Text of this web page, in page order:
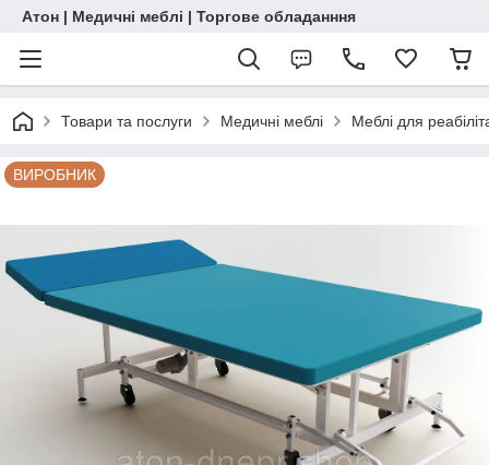
Атон | Медичні меблі | Торгове обладанння
Товари та послуги Медичні меблі Меблі для
ВИРОБНИК